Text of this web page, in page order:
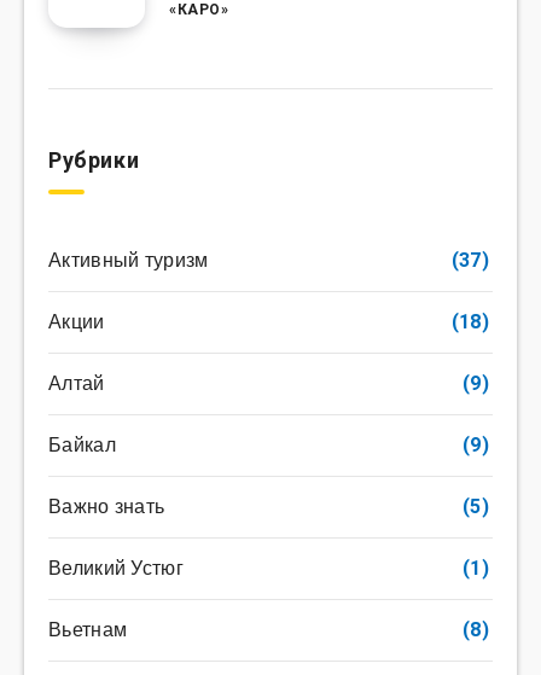
«КАРО»
Рубрики
Активный туризм (37)
Акции (18)
Алтай (9)
Байкал (9)
Важно знать (5)
Великий Устюг (1)
Вьетнам (8)